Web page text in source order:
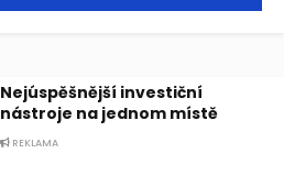
Nejúspěšnější investiční
nástroje na jednom místě
REKLAMA